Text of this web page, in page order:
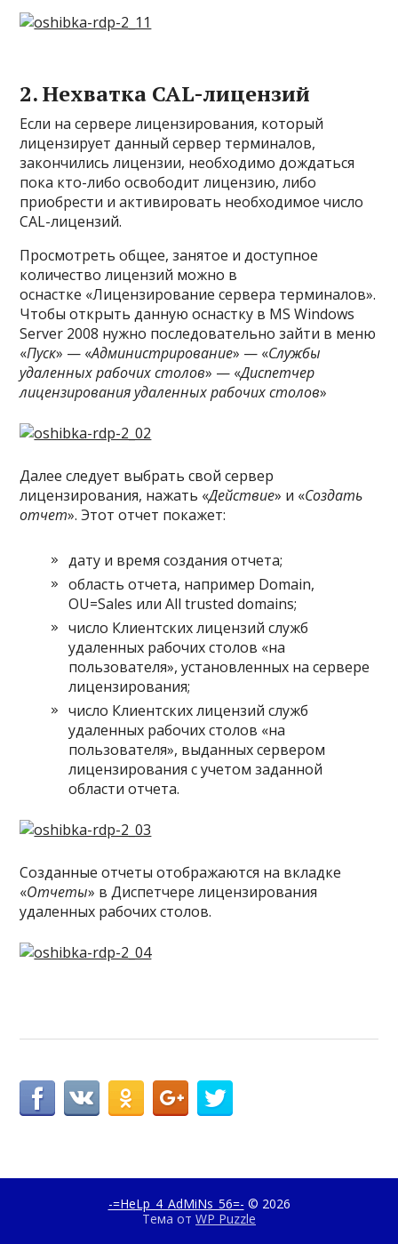
2. Нехватка CAL-лицензий
Если на сервере лицензирования, который
лицензирует данный сервер терминалов,
закончились лицензии, необходимо дождаться
пока кто-либо освободит лицензию, либо
приобрести и активировать необходимое число
CAL-лицензий.
Просмотреть общее, занятое и доступное
количество лицензий можно в
оснастке «Лицензирование сервера терминалов».
Чтобы открыть данную оснастку в MS Windows
Server 2008 нужно последовательно зайти в меню
«Пуск» — «Администрирование» — «Службы
удаленных рабочих столов» — «Диспетчер
лицензирования удаленных рабочих столов»
Далее следует выбрать свой сервер
лицензирования, нажать «Действие» и «Создать
отчет». Этот отчет покажет:
дату и время создания отчета;
область отчета, например Domain,
OU=Sales или All trusted domains;
число Клиентских лицензий служб
удаленных рабочих столов «на
пользователя», установленных на сервере
лицензирования;
число Клиентских лицензий служб
удаленных рабочих столов «на
пользователя», выданных сервером
лицензирования с учетом заданной
области отчета.
Созданные отчеты отображаются на вкладке
«Отчеты» в Диспетчере лицензирования
удаленных рабочих столов.
-=HeLp_4_AdMiNs_56=- © 2026
Тема от WP Puzzle